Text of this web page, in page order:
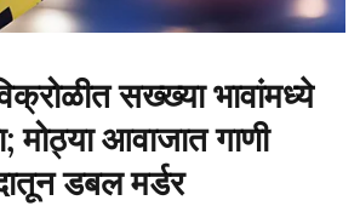
सख्ख्या भावांमध्ये
मोठ्या आवाजात गाणी
डबल मर्डर